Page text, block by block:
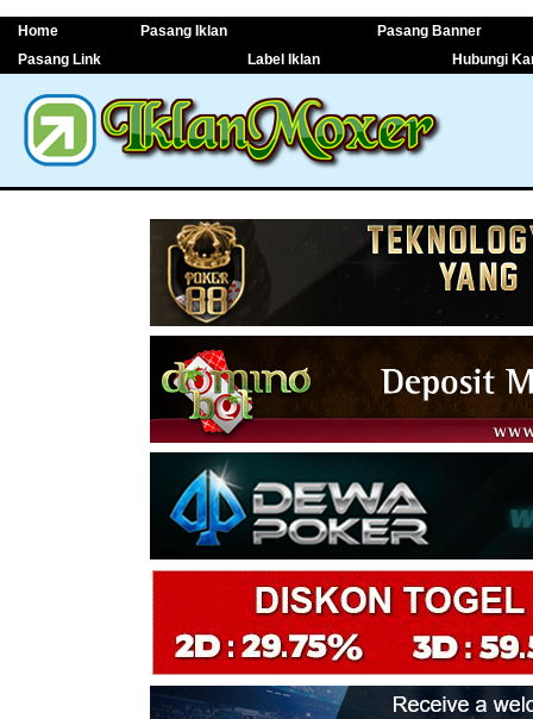
Home Pasang Iklan
Pasang Banner
Pasang Link
Label Iklan Hubungi